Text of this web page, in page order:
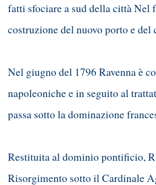
fatti sfociare a sud della città Nel
costruzione del nuovo porto e del
Nel giugno del 1796 Ravenna è
napoleoniche e in seguito al
passa sotto la dominazione
Restituita al dominio pontificio,
Risorgimento sotto il Cardinale